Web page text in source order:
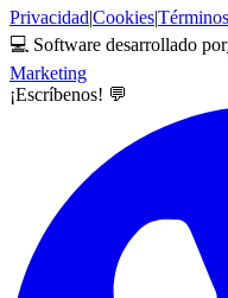
Privacidad|Cookies|Términos
💻 Software desarrollado por
Marketing
¡Escríbenos! 💬